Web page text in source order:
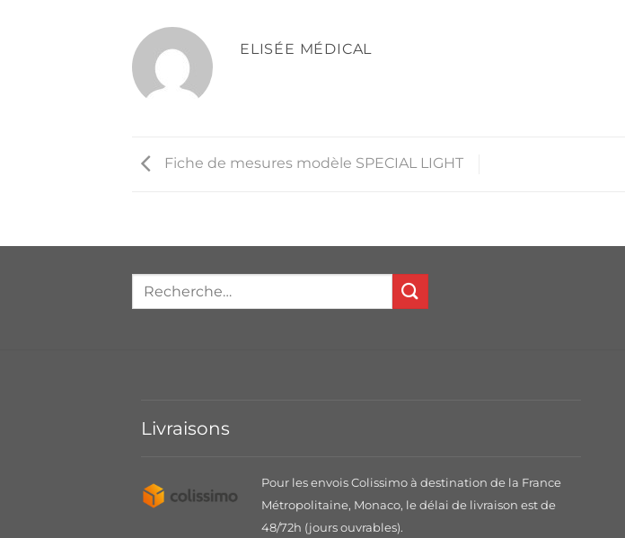
ELISÉE MÉDICAL
Fiche de mesures modèle SPECIAL LIGHT
Livraisons
Pour les envois Colissimo à destination de la France
Métropolitaine, Monaco, le délai de livraison est de
48/72h (jours ouvrables).